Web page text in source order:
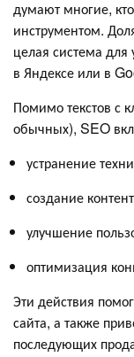
думают многие,
инструментом.
целая система
в Яндексе или в
Помимо текстов с
обычных), SEO
устранение
создание
улучшение
оптимизация
Эти действия
сайта, а также
последующих